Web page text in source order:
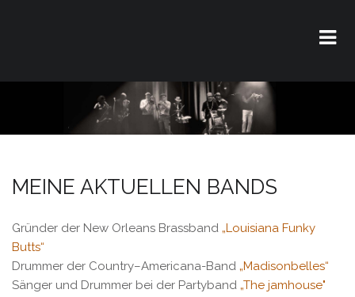
MEINE AKTUELLEN BANDS
Gründer der New Orleans Brassband „Louisiana Funky
Butts“
Drummer der Country–Americana-Band „Madisonbelles“
Sänger und Drummer bei der Partyband „The jamhouse"